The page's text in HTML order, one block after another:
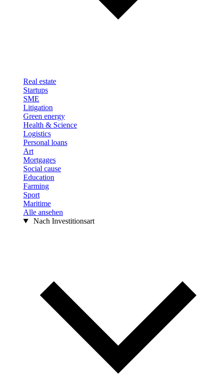
Real estate
Startups
SME
Litigation
Green energy
Health & Science
Logistics
Personal loans
Art
Mortgages
Social cause
Education
Farming
Sport
Maritime
Alle ansehen
Nach Investitionsart